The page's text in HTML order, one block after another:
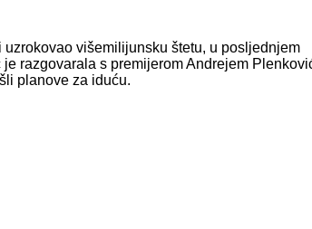
višemilijunsku štetu, u posljednjem
razgovarala s premijerom Andrejem
planove za iduću.